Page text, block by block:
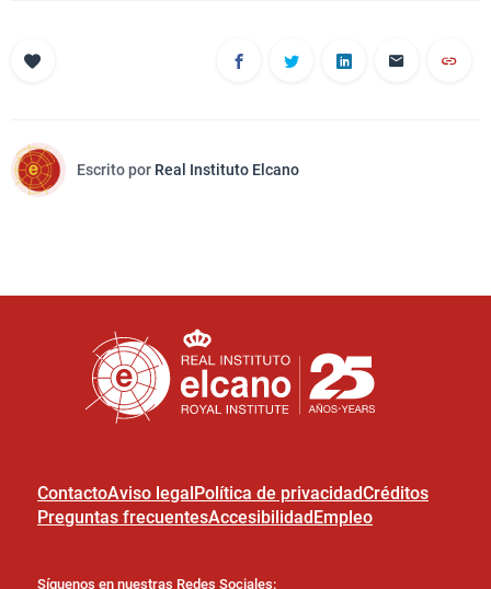
Escrito por Real Instituto Elcano
ContactoAviso legalPolítica de privacidadCréditos
Preguntas frecuentesAccesibilidadEmpleo
Síguenos en nuestras Redes Sociales: